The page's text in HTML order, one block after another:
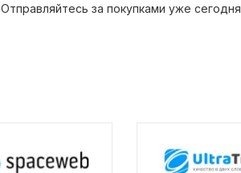
за покупками уже